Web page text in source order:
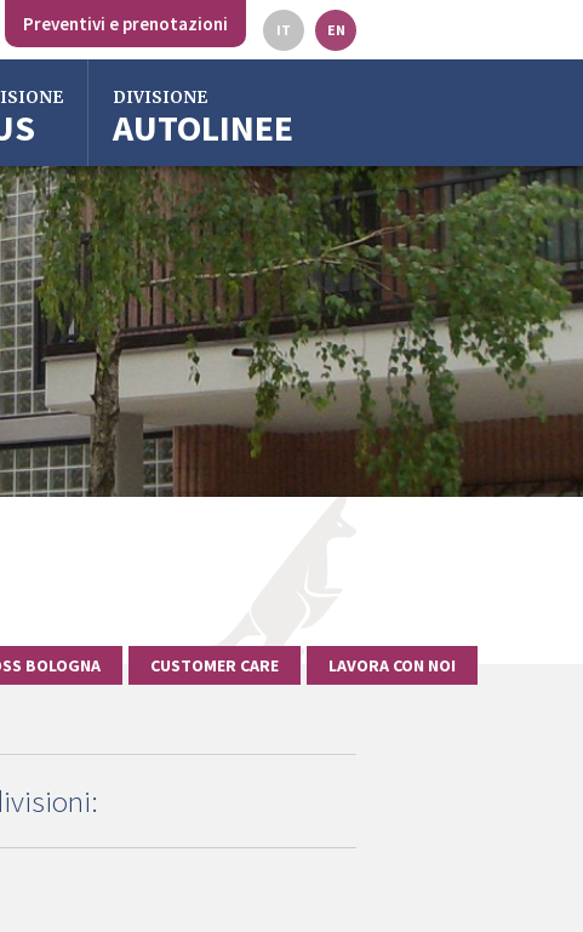
IT EN
Preventivi e prenotazioni
Emilia
DIVISIONE
AUTOLINEE
BOLOGNA CUSTOMER CARE LAVORA CON NOI